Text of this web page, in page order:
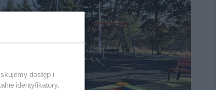
dostęp i
identyfikatory,